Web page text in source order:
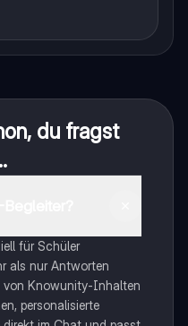
du fragst
für Schüler
als nur Antworten
von Knowunity-Inhalten
personalisierte